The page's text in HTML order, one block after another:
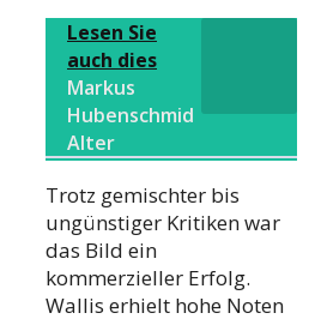
Lesen Sie
auch dies
Markus
Hubenschmid
Alter
Trotz gemischter bis
ungünstiger Kritiken war
das Bild ein
kommerzieller Erfolg.
Wallis erhielt hohe Noten